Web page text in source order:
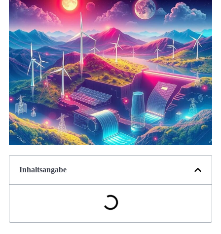
Inhaltsangabe